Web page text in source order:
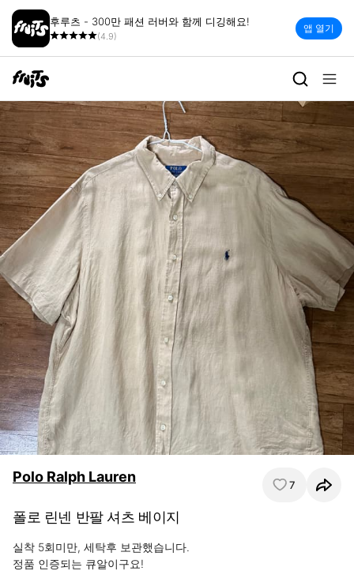
후루츠 - 300만 패션 러버와 함께 디깅해요!
(4.9)
앱 열기
Polo Ralph Lauren 7
폴로 린넨 반팔 셔츠 베이지
실착 5회미만, 세탁후 보관했습니다.
정품 인증되는 큐알이구요!